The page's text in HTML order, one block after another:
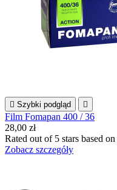
 Szybki podgląd 
Film Fomapan 400 / 36
28,00 zł
Rated out of 5 stars based on
Zobacz szczegóły